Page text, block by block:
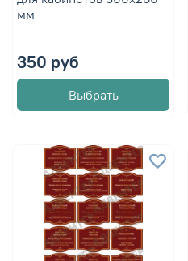
мм
350 руб
Выбрать